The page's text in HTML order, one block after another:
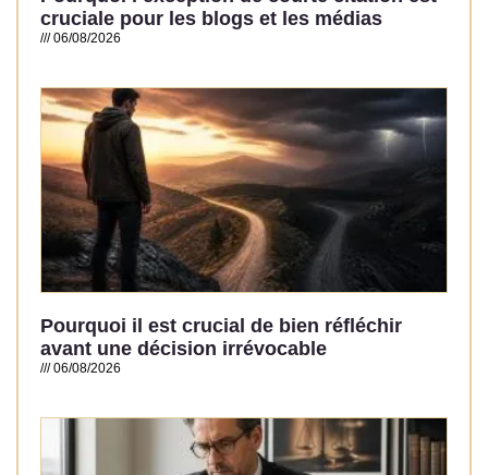
cruciale pour les blogs et les médias
06/08/2026
Pourquoi il est crucial de bien réfléchir
avant une décision irrévocable
06/08/2026